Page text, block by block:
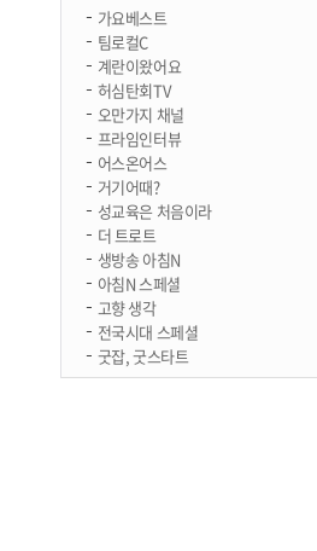
가요베스트
팀로컬C
계란이왔어요
허심탄회TV
오만가지 채널
프라임인터뷰
어스온어스
거기어때?
성교육은 처음이라
더 트로트
생방송 아침N
아침N 스페셜
고향 생각
전국시대 스페셜
굿잡, 굿스타트